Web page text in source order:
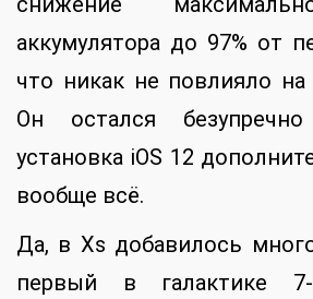
аккумулятора до 97% от
что никак не повлияло
Он остался
установка iOS 12
вообще всё.
Да, в Xs добавилось
первый в галактике 7-